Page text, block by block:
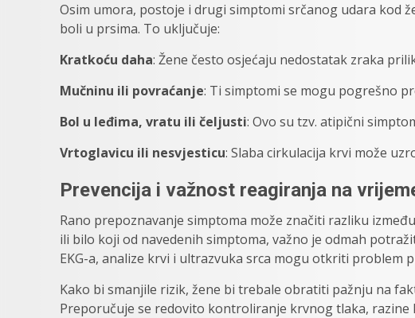
Osim umora, postoje i drugi simptomi srčanog udara kod
boli u prsima. To uključuje:
Kratkoću daha: Žene često osjećaju nedostatak zraka
Mučninu ili povraćanje: Ti simptomi se mogu pogrešno
Bol u leđima, vratu ili čeljusti: Ovo su tzv. atipični
Vrtoglavicu ili nesvjesticu: Slaba cirkulacija krvi može
Prevencija i važnost reagiranja na
Rano prepoznavanje simptoma može značiti razliku
ili bilo koji od navedenih simptoma, važno je odmah
EKG-a, analize krvi i ultrazvuka srca mogu otkriti problem
Kako bi smanjile rizik, žene bi trebale obratiti pažnju na
Preporučuje se redovito kontroliranje krvnog tlaka,